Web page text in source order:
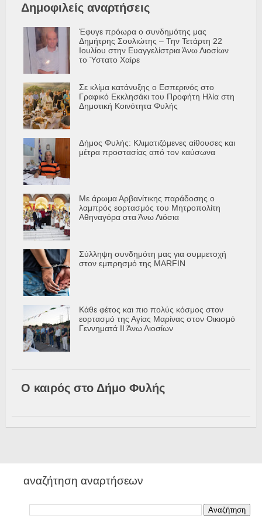
Δημοφιλείς αναρτήσεις
Έφυγε πρόωρα ο συνδημότης μας
Δημήτρης Σουλιώτης – Την Τετάρτη 22
Ιουλίου στην Ευαγγελίστρια Άνω Λιοσίων
το Ύστατο Χαίρε
Σε κλίμα κατάνυξης ο Εσπερινός στο
Γραφικό Εκκλησάκι του Προφήτη Ηλία στη
Δημοτική Κοινότητα Φυλής
Δήμος Φυλής: Κλιματιζόμενες αίθουσες και
μέτρα προστασίας από τον καύσωνα
Με άρωμα Αρβανίτικης παράδοσης ο
λαμπρός εορτασμός του Μητροπολίτη
Αθηναγόρα στα Άνω Λιόσια
Σύλληψη συνδημότη μας για συμμετοχή
στον εμπρησμό της MARFIN
Κάθε φέτος και πιο πολύς κόσμος στον
εορτασμό της Αγίας Μαρίνας στον Οικισμό
Γεννηματά ΙΙ Άνω Λιοσίων
Ο καιρός στο Δήμο Φυλής
αναζήτηση αναρτήσεων